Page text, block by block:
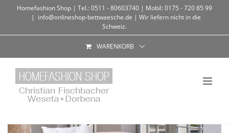
Homefashion Shop | Tel.: 0511 - 80603740 | Mobil: 0175 - 720 85 99
| info@onlineshop-bettwaesche.de | Wir liefern nicht in die
Schweiz.
WARENKORB